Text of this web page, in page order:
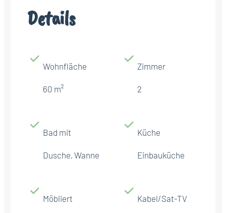
Details
Wohnfläche
60 m²
Zimmer
2
Bad mit
Dusche, Wanne
Küche
Einbauküche
Möbliert Kabel/Sat-TV